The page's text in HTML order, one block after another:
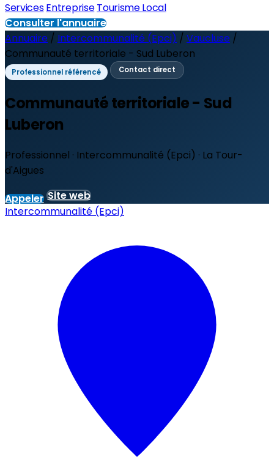
ServicesEntreprise Tourisme Local
Consulter l'annuaire
Annuaire / Intercommunalité (Epci) / Vaucluse /
Communauté territoriale - Sud Luberon
Professionnel référencé Contact direct
Communauté territoriale - Sud
Luberon
Professionnel · Intercommunalité (Epci) · La Tour-
d'Aigues
Appeler Site web
Intercommunalité (Epci)